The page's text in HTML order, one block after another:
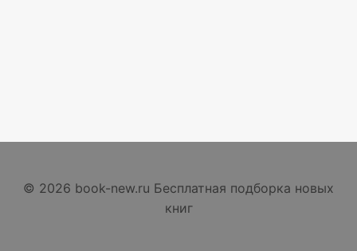
© 2026 book-new.ru Бесплатная подборка новых
книг